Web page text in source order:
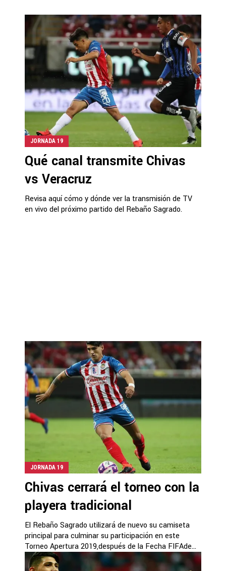
JORNADA 19
Qué canal transmite Chivas
vs Veracruz
Revisa aquí cómo y dónde ver la transmisión de TV
en vivo del próximo partido del Rebaño Sagrado.
JORNADA 19
Chivas cerrará el torneo con la
playera tradicional
El Rebaño Sagrado utilizará de nuevo su camiseta
principal para culminar su participación en este
Torneo Apertura 2019,después de la Fecha FIFAde...